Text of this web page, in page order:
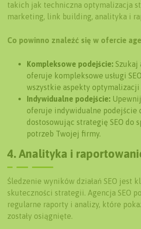
takich jak techniczna optymalizacja
marketing, link building, analityka i
Co powinno znaleźć się w ofercie
Kompleksowe podejście: Szukaj
oferuje kompleksowe usługi
wszystkie aspekty optymalizacji
Indywidualne podejście:
oferuje indywidualne podejście
dostosowując strategię SEO do
potrzeb Twojej firmy.
4. Analityka i
Śledzenie wyników działań SEO jest
skuteczności strategii. Agencja SEO
regularne raporty i analizy, które
zostały osiągnięte.